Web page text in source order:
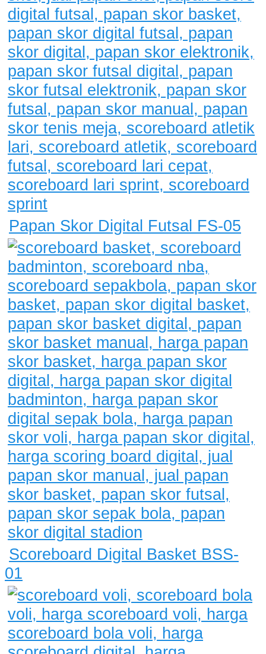
Papan Skor Digital Futsal FS-05
Scoreboard Digital Basket BSS-
01